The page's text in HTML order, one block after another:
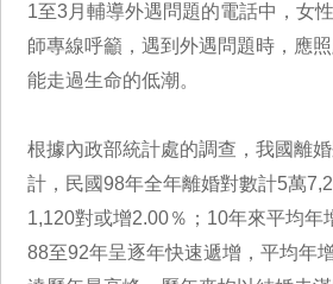
1至3月輔導外遇問題的電話中，女
師專線呼籲，遇到外遇問題時，應
能走過生命的低潮。
根據內政部統計處的調查，我國離
計，民國98年全年離婚對數計5萬
1,120對或增2.00％；10年來平均年
88至92年呈逐年快速遞增，平均年